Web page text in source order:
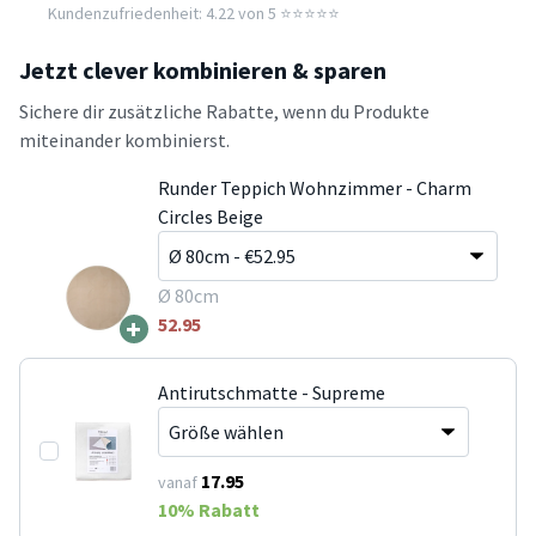
Kundenzufriedenheit: 4.22 von 5 ⭐️⭐️⭐️⭐️⭐️
Jetzt clever kombinieren & sparen
Sichere dir zusätzliche Rabatte, wenn du Produkte
miteinander kombinierst.
+
Runder Teppich Wohnzimmer - Charm
Circles Beige
Ø 80cm
52.95
Antirutschmatte - Supreme
vanaf 17.95
10% Rabatt